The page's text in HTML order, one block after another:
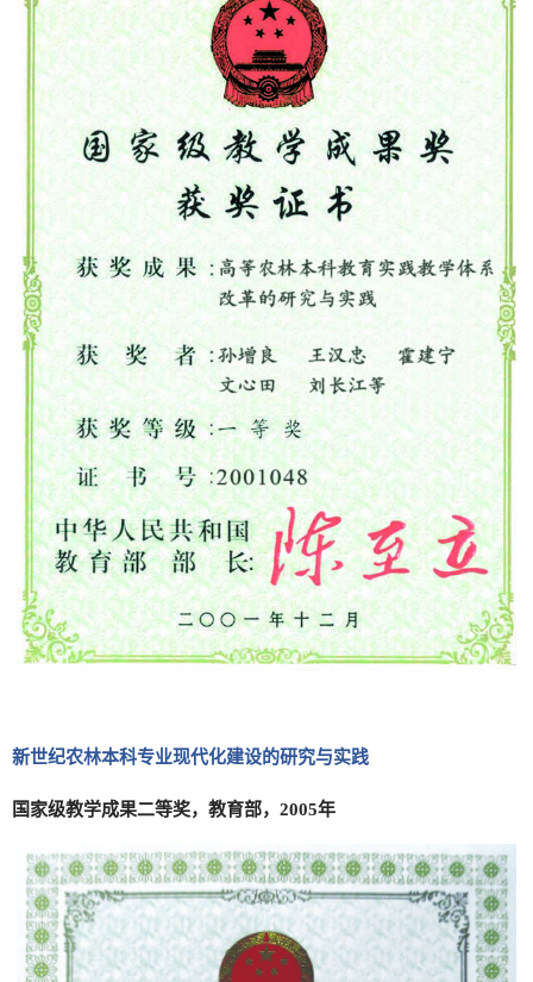
新世纪农林本科专业现代化建设的研究与实践
国家级教学成果二等奖，教育部，2005年